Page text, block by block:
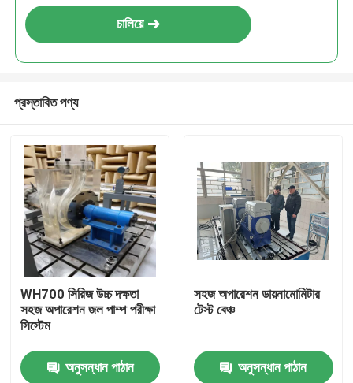
চালিয়ে
প্রস্তাবিত পণ্য
WH700 সিরিজ উচ্চ দক্ষতা
সহজ অপারেশন জল পাম্প পরীক্ষা
সিস্টেম
অনুসন্ধান পাঠান
সহজ অপারেশন ডায়নামোমিটার
টেস্ট বেঞ্চ
অনুসন্ধান পাঠান